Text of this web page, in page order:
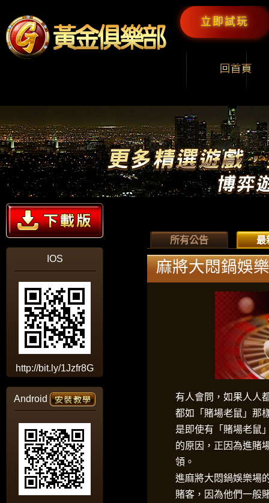
立即試玩
IOS
http://bit.ly/1Jzfr8G
Android
所有公告 最
麻將大悶鍋娛
有人會問，如果人人
都如「賭場老鼠」那
是即使有「賭場老鼠
的原因，正因為進賭
領。
進麻將大悶鍋娛樂場
賭客，因為他們一般